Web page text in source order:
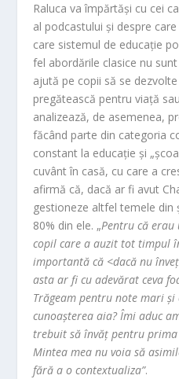
Raluca va împărtăși cu cei
al podcastului și despre
care sistemul de educație
fel abordările clasice nu
ajută pe copii să se
pregătească pentru viață
analizează, de asemenea,
făcând parte din categoria
constant la educație și
cuvânt în casă, cu care a
afirmă că, dacă ar fi avut
gestioneze altfel temele
80% din ele. „Pentru că erau
copil care a auzit tot timpul
importantă că <dacă nu
asta ar fi cu adevărat ceva
Trăgeam pentru note mari
cunoașterea aia? Îmi aduc
trebuit să învăț pentru
Mintea mea nu voia să
fără a o contextualiza”.